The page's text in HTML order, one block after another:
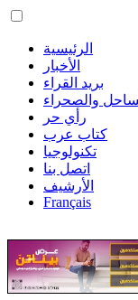
الرئيسية
الأخبار
بريد القراء
والصحراء
رأي حر
كتاب عرب
تكنولوجيا
اتصل بنا
الأرشيف
Français